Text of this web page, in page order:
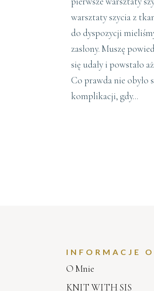
warsztaty szycia z
do dyspozycji
zasłony. Muszę
się udały i powstało
Co prawda nie obyło
komplikacji, gdy...
INFORMACJE
O Mnie
KNIT WITH SIS